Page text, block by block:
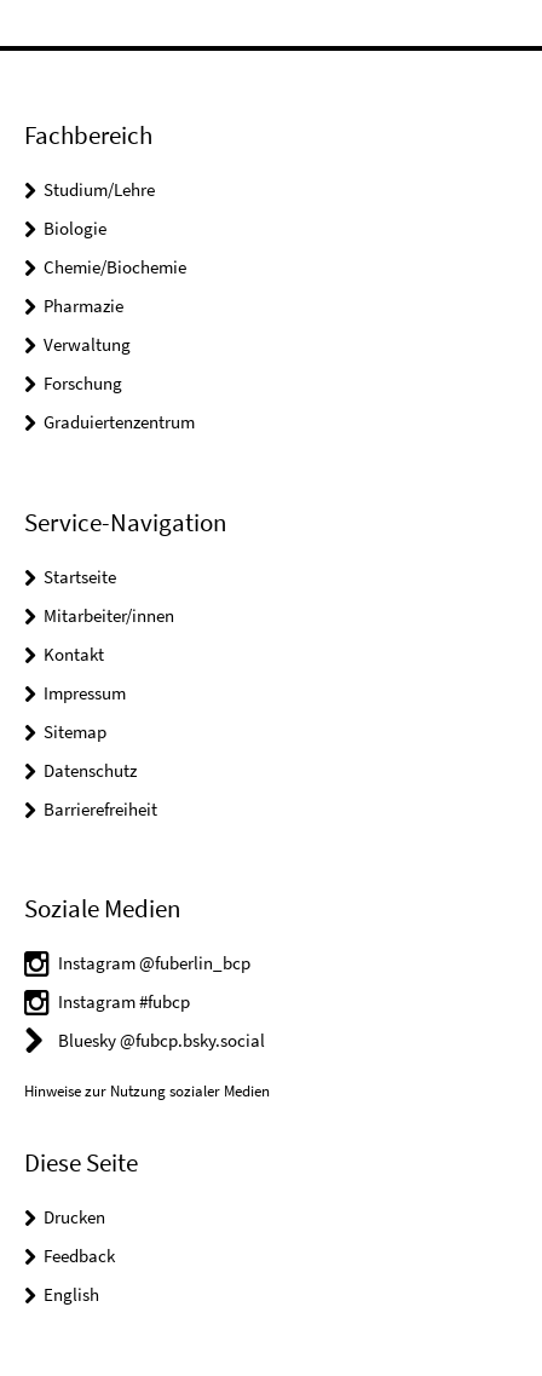
Fachbereich
Studium/Lehre
Biologie
Chemie/Biochemie
Pharmazie
Verwaltung
Forschung
Graduiertenzentrum
Service-Navigation
Startseite
Mitarbeiter/innen
Kontakt
Impressum
Sitemap
Datenschutz
Barrierefreiheit
Soziale Medien
Instagram @fuberlin_bcp
Instagram #fubcp
Bluesky @fubcp.bsky.social
Hinweise zur Nutzung sozialer Medien
Diese Seite
Drucken
Feedback
English